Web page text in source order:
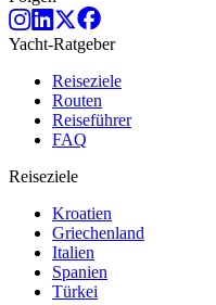
Yacht-Ratgeber
Reiseziele
Routen
Reiseführer
FAQ
Reiseziele
Kroatien
Griechenland
Italien
Spanien
Türkei